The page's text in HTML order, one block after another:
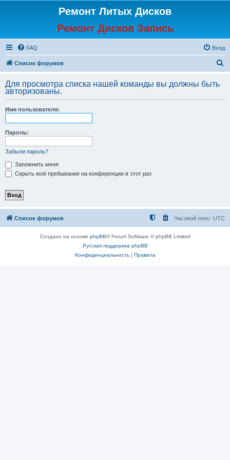
Ремонт Литых Дисков
Ремонт Дисков Запись
FAQ Вход
Список форумов
с
Для просмотра списка нашей команды вы должны быть
авторизованы.
Имя пользователя:
Пароль:
Забыли пароль?
Запомнить меня
Скрыть моё пребывание на конференции в этот раз
Список форумов Часовой пояс: UTC
Создано на основе phpBB® Forum Software © phpBB Limited
Русская поддержка phpBB
Конфиденциальность| Правила